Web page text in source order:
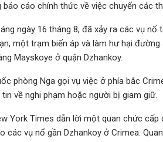
báo cáo chính thức về việc chuyển các
ngày 16 tháng 8, đã xảy ra các vụ
một trạm biến áp và làm hư hại
Mayskoye ở quận Dzhankoy.
phòng Nga gọi vụ việc ở phía bắc
về nghi phạm hoặc người bị giam giữ.
York Times dẫn lời một quan chức
các vụ nổ gần Dzhankoy ở Crimea.